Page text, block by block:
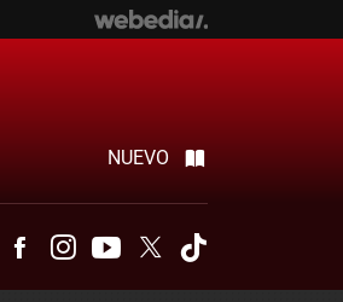
NUEVO
TelegramFacebookInstagramYoutubeTwitter